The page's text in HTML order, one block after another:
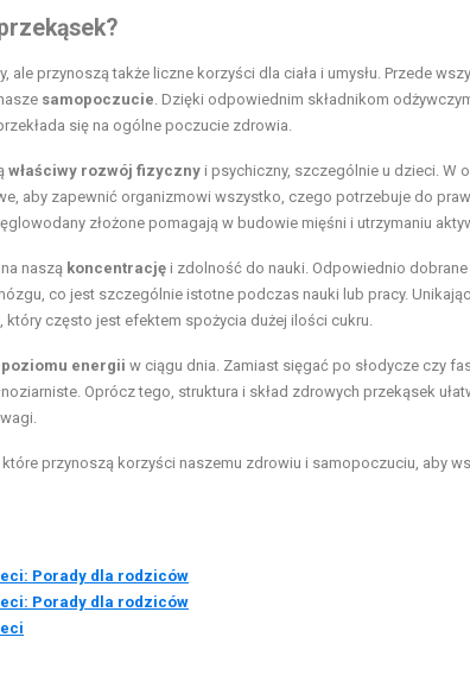
przynoszą także liczne korzyści dla ciała i umysłu. Przede
samopoczucie. Dzięki odpowiednim składnikom
się na ogólne poczucie zdrowia.
właściwy rozwój fizyczny i psychiczny, szczególnie u dzieci. W
aby zapewnić organizmowi wszystko, czego potrzebuje do
złożone pomagają w budowie mięśni i utrzymaniu
naszą koncentrację i zdolność do nauki. Odpowiednio dobrane
co jest szczególnie istotne podczas nauki lub pracy.
często jest efektem spożycia dużej ilości cukru.
energii w ciągu dnia. Zamiast sięgać po słodycze czy
Oprócz tego, struktura i skład zdrowych przekąsek
przynoszą korzyści naszemu zdrowiu i samopoczuciu, aby
Porady dla rodziców
Porady dla rodziców